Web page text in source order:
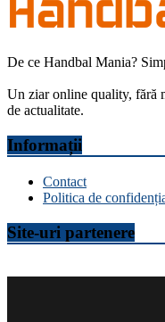
De ce Handbal Mania?
Un ziar online quality, fără
de actualitate.
Informații
Contact
Politica de
Site-uri partenere